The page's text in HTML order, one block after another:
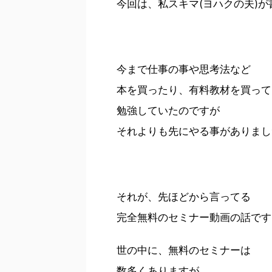
今回は、私スキマ(ヨハクの夫)が
今まで仕事の事や思考法など
本を買ったり、有料教材を買って
勉強していたのですが
それよりも先にやる事がありま
それが、先ほどから言ってる
完全無料のセミナー動画の話です
世の中に、無料のセミナーは